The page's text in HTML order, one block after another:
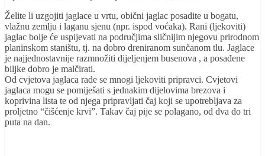
Želite li uzgojiti jaglace u vrtu, obični jaglac posadite u bogatu,
vlažnu zemlju i laganu sjenu (npr. ispod voćaka). Rani (ljekoviti)
jaglac bolje će uspijevati na područjima sličnijim njegovu prirodnom
planinskom staništu, tj. na dobro dreniranom sunčanom tlu. Jaglace
je najjednostavnije razmnožiti dijeljenjem busenova , a posađene
biljke dobro je malčirati.
Od cvjetova jaglaca rade se mnogi ljekoviti pripravci. Cvjetovi
jaglaca mogu se pomiješati s jednakim dijelovima brezova i
koprivina lista te od njega pripravljati čaj koji se upotrebljava za
proljetno “čišćenje krvi”. Takav čaj pije se polagano, od dva do tri
puta na dan.